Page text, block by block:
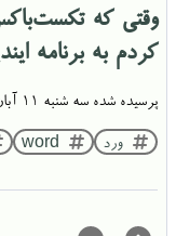
کردم به برنامه
پرسیده شده سه شنبه ۱۱ آبان ۱۴۰۰
ورد word